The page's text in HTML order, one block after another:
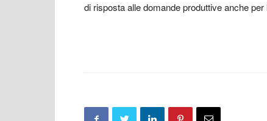
di risposta alle domande produttive anche